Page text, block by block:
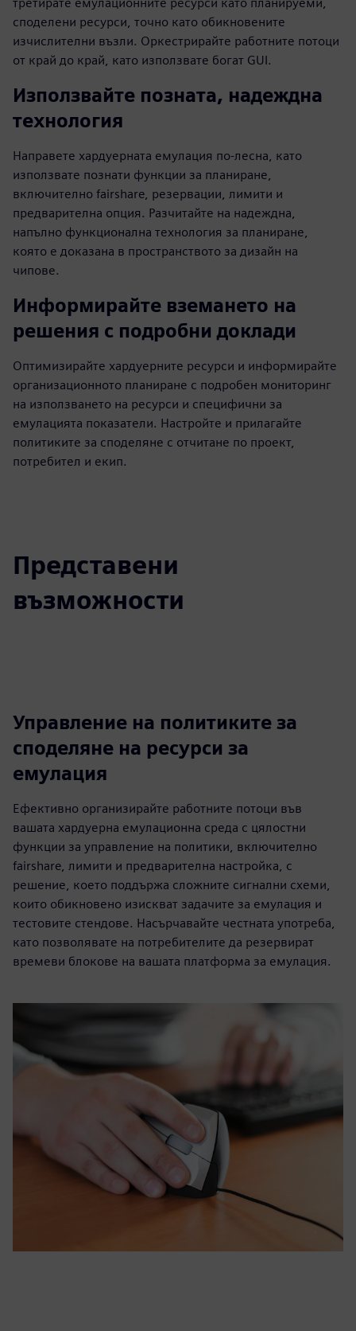
споделени ресурси, точно като обикновените
изчислителни възли. Оркестрирайте работните потоци
от край до край, като използвате богат GUI.
Използвайте позната, надеждна
технология
Направете хардуерната емулация по-лесна, като
използвате познати функции за планиране,
включително fairshare, резервации, лимити и
предварителна опция. Разчитайте на надеждна,
напълно функционална технология за планиране,
която е доказана в пространството за дизайн на
чипове.
Информирайте вземането на
решения с подробни доклади
Оптимизирайте хардуерните ресурси и информирайте
организационното планиране с подробен мониторинг
на използването на ресурси и специфични за
емулацията показатели. Настройте и прилагайте
политиките за споделяне с отчитане по проект,
потребител и екип.
Представени
възможности
Управление на политиките за
споделяне на ресурси за
емулация
Ефективно организирайте работните потоци във
вашата хардуерна емулационна среда с цялостни
функции за управление на политики, включително
fairshare, лимити и предварителна настройка, с
решение, което поддържа сложните сигнални схеми,
които обикновено изискват задачите за емулация и
тестовите стендове. Насърчавайте честната употреба,
като позволявате на потребителите да резервират
времеви блокове на вашата платформа за емулация.